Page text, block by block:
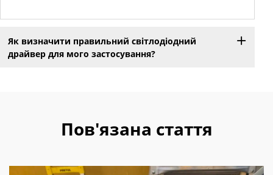
Як визначити правильний світлодіодний
драйвер для мого застосування?
Пов'язана стаття